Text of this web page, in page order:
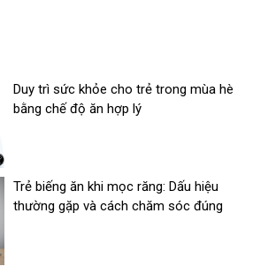
Duy trì sức khỏe cho trẻ trong mùa hè
bằng chế độ ăn hợp lý
Trẻ biếng ăn khi mọc răng: Dấu hiệu
thường gặp và cách chăm sóc đúng